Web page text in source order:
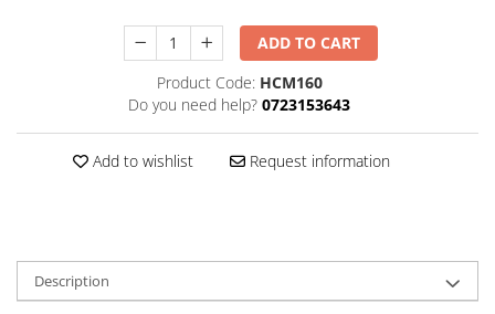
ADD TO CART
Product Code: HCM160
Do you need help? 0723153643
Add to wishlist Request information
Description